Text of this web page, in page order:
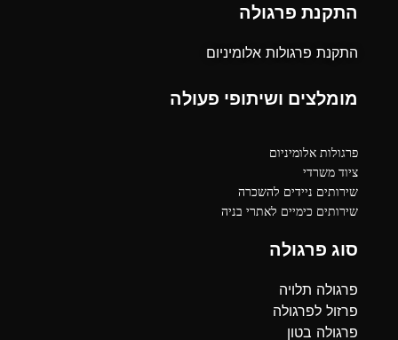
התקנת פרגולה
התקנת פרגולות אלומיניום
מומלצים ושיתופי פעולה
פרגולות אלומיניום
ציוד משרדי
שירותים ניידים להשכרה
שירותים כימיים לאתרי בניה
סוג פרגולה
פרגולה תלויה
פרזול לפרגולה
פרגולה בטון